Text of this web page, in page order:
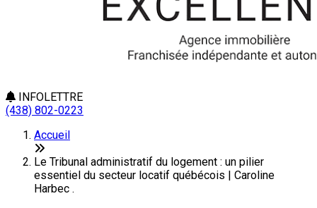
INFOLETTRE
(438) 802-0223
Accueil
Le Tribunal administratif du logement : un pilier
essentiel du secteur locatif québécois | Caroline
Harbec .